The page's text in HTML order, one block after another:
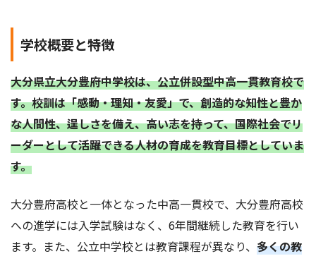
学校概要と特徴
大分県立大分豊府中学校は、公立併設型中高一貫教育校で
す。校訓は「感動・理知・友愛」で、創造的な知性と豊か
な人間性、逞しさを備え、高い志を持って、国際社会でリ
ーダーとして活躍できる人材の育成を教育目標としていま
す。
大分豊府高校と一体となった中高一貫校で、大分豊府高校
への進学には入学試験はなく、6年間継続した教育を行い
ます。また、公立中学校とは教育課程が異なり、 多くの教